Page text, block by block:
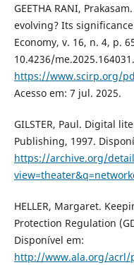
GEETHA RANI,
evolving? Its
Economy, v. 16, n. 4, p.
10.4236/
https://www.scirp.org/
Acesso em: 7 jul. 2025.
GILSTER, Paul. Digital
Publishing, 1997.
https://archive.org/
HELLER, Margaret.
Protection Regulation
Disponível em:
http://www.ala.org/acrl/